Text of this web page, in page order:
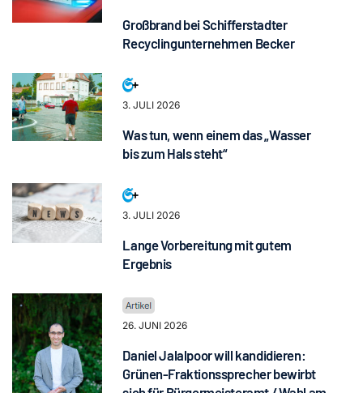
Großbrand bei Schifferstadter
Recyclingunternehmen Becker
3. JULI 2026
Was tun, wenn einem das „Wasser
bis zum Hals steht“
3. JULI 2026
Lange Vorbereitung mit gutem
Ergebnis
26. JUNI 2026
Daniel Jalalpoor will kandidieren:
Grünen-Fraktionssprecher bewirbt